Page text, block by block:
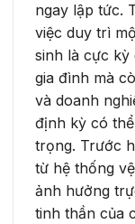
ngay lập tức.
việc duy trì
sinh là cực
gia đình mà
và doanh
định kỳ có
trọng. Trước
từ hệ thống
ảnh hưởng
tinh thần của